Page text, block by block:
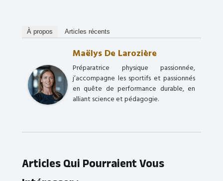
À propos Articles récents
Maëlys De Larozière
Préparatrice physique passionnée,
j’accompagne les sportifs et passionnés
en quête de performance durable, en
alliant science et pédagogie.
Articles Qui Pourraient Vous